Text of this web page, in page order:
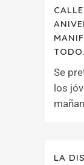
TODO.
Se
los
LA